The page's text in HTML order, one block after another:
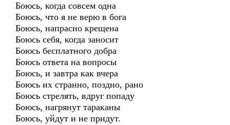
Боюсь, когда совсем одна
Боюсь, что я не верю в бога
Боюсь, напрасно крещена
Боюсь себя, когда заносит
Боюсь бесплатного добра
Боюсь ответа на вопросы
Боюсь, и завтра как вчера
Боюсь их странно, поздно, рано
Боюсь стрелять, вдруг попаду
Боюсь, нагрянут тараканы
Боюсь, уйдут и не придут.